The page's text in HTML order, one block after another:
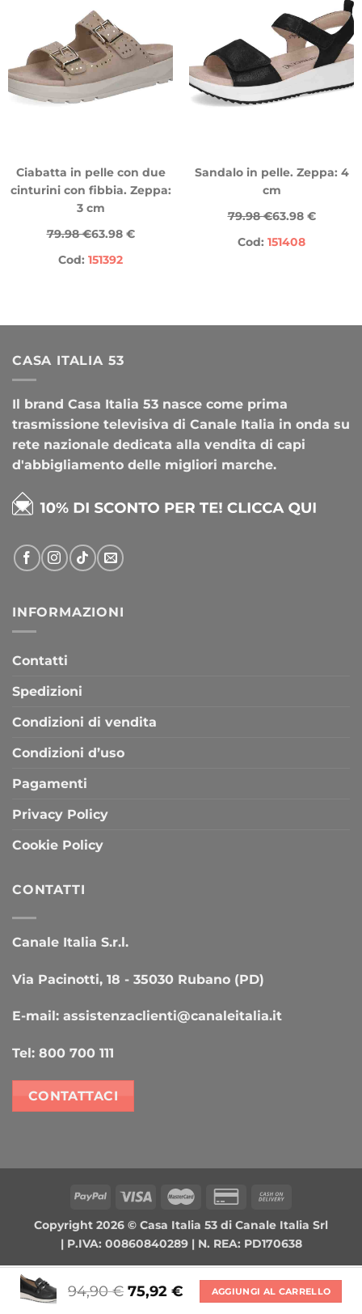
Ciabatta in pelle con due
cinturini con fibbia. Zeppa:
3 cm
79.98 €63.98 €
Cod: 151392
Sandalo in pelle. Zeppa: 4
cm
79.98 €63.98 €
Cod: 151408
CASA ITALIA 53
Il brand Casa Italia 53 nasce come prima
trasmissione televisiva di Canale Italia in onda su
rete nazionale dedicata alla vendita di capi
d'abbigliamento delle migliori marche.
INFORMAZIONI
Contatti
Spedizioni
Condizioni di vendita
Condizioni d’uso
Pagamenti
Privacy Policy
Cookie Policy
CONTATTI
Canale Italia S.r.l.
Via Pacinotti, 18 - 35030 Rubano (PD)
E-mail: assistenzaclienti@canaleitalia.it
Tel: 800 700 111
CONTATTACI
PayPal Visa MasterCardCredit
2
Delivery
Copyright 2026 © Casa Italia 53 di Canale Italia Srl
| P.IVA: 00860840289 | N. REA: PD170638
94,90€ 75,92€ AGGIUNGI AL CARRELLO